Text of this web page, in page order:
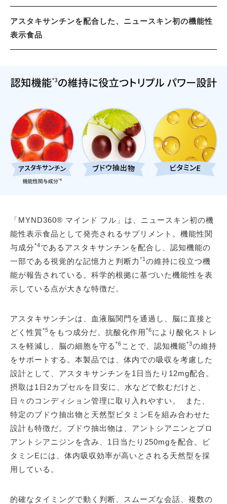
アスタキサンチンを配合した、ニュースキン初の機能性
表示食品
「MYND360® マインド フル」は、ニュースキン初の機
能性表示食品として発売されるサプリメント。機能性関
与成分*4であるアスタキサンチンを配合し、認知機能の
一部である視覚的な記憶力と判断力 *1 の維持に役立つ機
能が報告されている。科学的根拠に基づいた機能性を表
示している点が大きな特徴だ。
アスタキサンチンは、血液脳関門を通過し、脳に直接と
どく性質*5 をもつ成分だ。抗酸化作用*6により酸化ストレ
スを軽減し、脳の細胞を守る *6 ことで、認知機能*3の維持
をサポートする。本製品では、体内での吸収を考慮した
設計として、アスタキサンチンを1日当たり12mg配合。
摂取は1日2カプセルを目安に、水などで飲むだけと、
日々のコンディション管理に取り入れやすい。 また、
特定のブドウ抽出物と天然型ビタミンEを組み合わせた
設計も特徴だ。ブドウ抽出物は、アントシアニンとプロ
アントシアニジンを含み、1日当たり250mgを配合。ビ
タミンEには、体内吸収効率が高いとされる天然型を採
用している。
的確なタイミングで動く判断、スムーズな会話、複数の